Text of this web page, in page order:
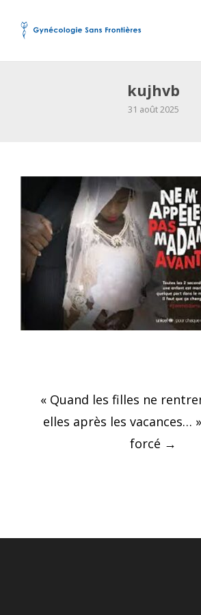
kujhvb
31 août 2025
Post
navigation
« Quand les filles ne
elles après les vacances…
forcé →